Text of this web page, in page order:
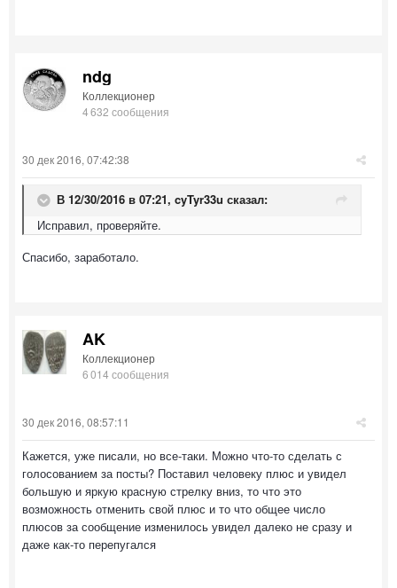
ndg
Коллекционер
4 632 сообщения
30 дек 2016, 07:42:38
В 12/30/2016 в 07:21, cyTyr33u сказал:
Исправил, проверяйте.
Спасибо, заработало.
AK
Коллекционер
6 014 сообщения
30 дек 2016, 08:57:11
Кажется, уже писали, но все-таки. Можно что-то сделать с
голосованием за посты? Поставил человеку плюс и увидел
большую и яркую красную стрелку вниз, то что это
возможность отменить свой плюс и то что общее число
плюсов за сообщение изменилось увидел далеко не сразу и
даже как-то перепугался